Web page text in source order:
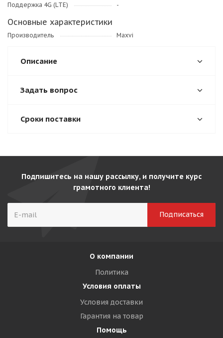
Поддержка 4G (LTE) -
Основные характеристики
Производитель Maxvi
Описание
Задать вопрос
Сроки поставки
Подпишитесь на нашу рассылку, и получите курс
грамотного клиента!
О компании
Политика
Условия оплаты
Условия доставки
Гарантия на товар
Помощь